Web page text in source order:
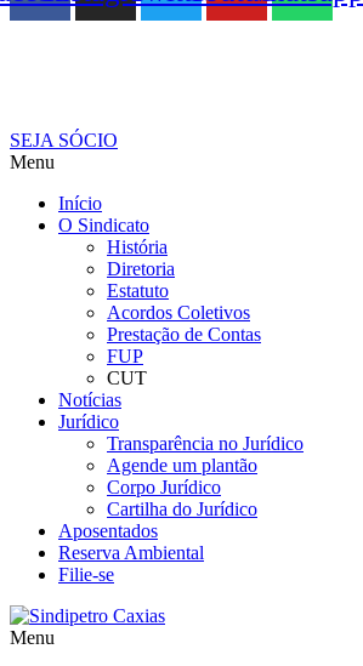
SEJA SÓCIO
Menu
Início
O Sindicato
História
Diretoria
Estatuto
Acordos Coletivos
Prestação de Contas
FUP
CUT
Notícias
Jurídico
Transparência no Jurídico
Agende um plantão
Corpo Jurídico
Cartilha do Jurídico
Aposentados
Reserva Ambiental
Filie-se
Menu